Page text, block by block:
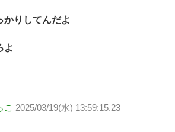
かりしてんだよ
よ
こ 2025/03/19(水) 13:59:15.23